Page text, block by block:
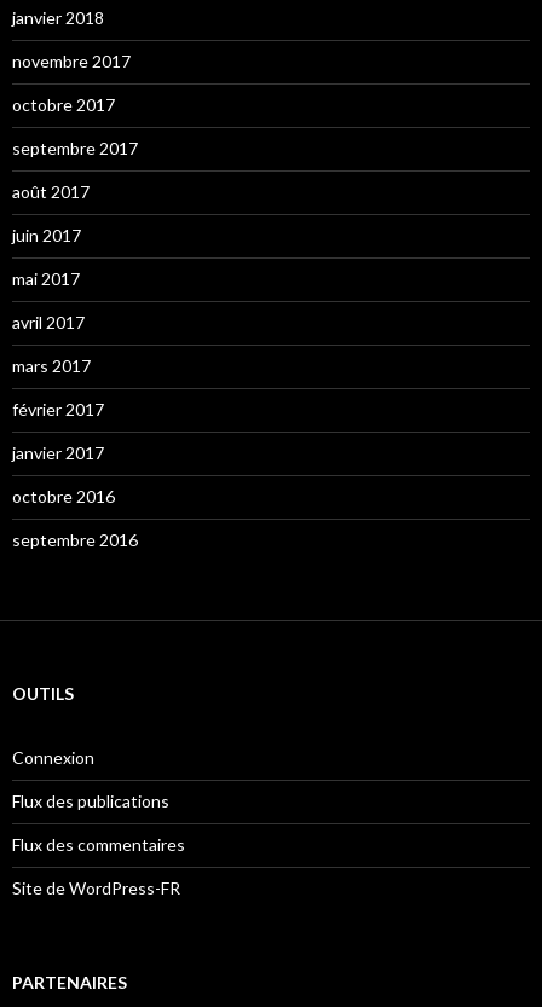
janvier 2018
novembre 2017
octobre 2017
septembre 2017
août 2017
juin 2017
mai 2017
avril 2017
mars 2017
février 2017
janvier 2017
octobre 2016
septembre 2016
OUTILS
Connexion
Flux des publications
Flux des commentaires
Site de WordPress-FR
PARTENAIRES